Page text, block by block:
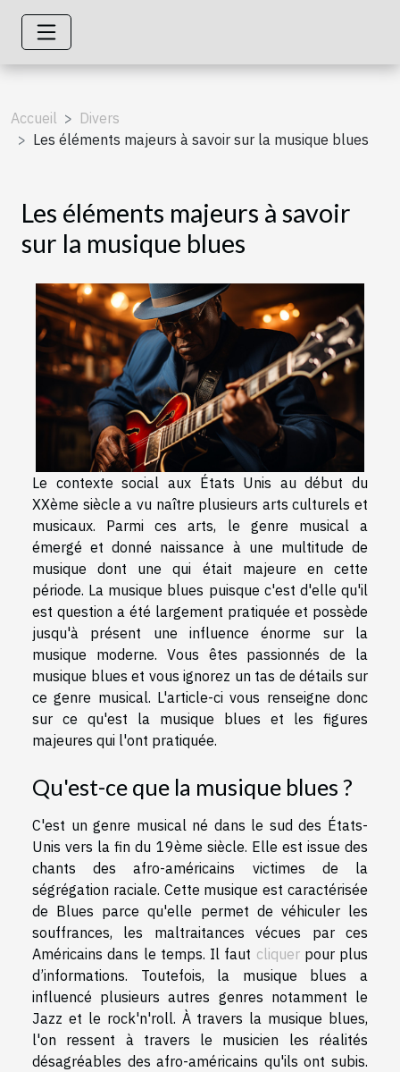
Accueil
Divers
Les éléments majeurs à savoir sur la musique blues
Les éléments majeurs à savoir
sur la musique blues
Le contexte social aux États Unis au début du
XXème siècle a vu naître plusieurs arts culturels et
musicaux. Parmi ces arts, le genre musical a
émergé et donné naissance à une multitude de
musique dont une qui était majeure en cette
période. La musique blues puisque c'est d'elle qu'il
est question a été largement pratiquée et possède
jusqu'à présent une influence énorme sur la
musique moderne. Vous êtes passionnés de la
musique blues et vous ignorez un tas de détails sur
ce genre musical. L'article-ci vous renseigne donc
sur ce qu'est la musique blues et les figures
majeures qui l'ont pratiquée.
Qu'est-ce que la musique blues ?
C'est un genre musical né dans le sud des États-
Unis vers la fin du 19ème siècle. Elle est issue des
chants des afro-américains victimes de la
ségrégation raciale. Cette musique est caractérisée
de Blues parce qu'elle permet de véhiculer les
souffrances, les maltraitances vécues par ces
Américains dans le temps. Il faut cliquer pour plus
d’informations. Toutefois, la musique blues a
influencé plusieurs autres genres notamment le
Jazz et le rock'n'roll. À travers la musique blues,
l'on ressent à travers le musicien les réalités
désagréables des afro-américains qu'ils ont subis.